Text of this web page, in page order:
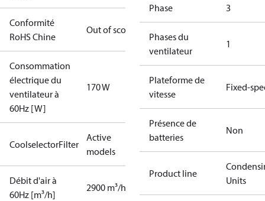
Conformité
RoHS Chine
Out of scope
Consommation
électrique du
ventilateur à
60Hz [W]
170 W
CoolselectorFilter
Active
models
Débit d'air à
60Hz [m³/h]
2900 m³/h
Phase 3
Phases du
ventilateur
1
Plateforme de
vitesse
Fixed-
Présence de
batteries
Non
Product line
Units